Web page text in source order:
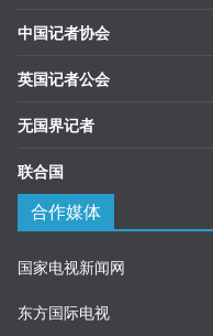
中国记者协会
英国记者公会
无国界记者
联合国
合作媒体
国家电视新闻网
东方国际电视